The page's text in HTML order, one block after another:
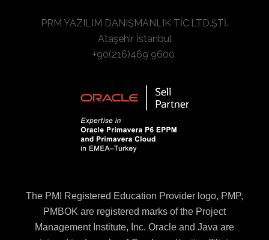
PRM YAZILIM DANIŞMANLIK TİC.LTD.ŞTİ.
Ataşehir İstanbul
+90(216)469 9600
The PMI Registered Education Provider logo, PMP,
PMBOK are registered marks of the Project
Management Institute, Inc. Oracle and Java are